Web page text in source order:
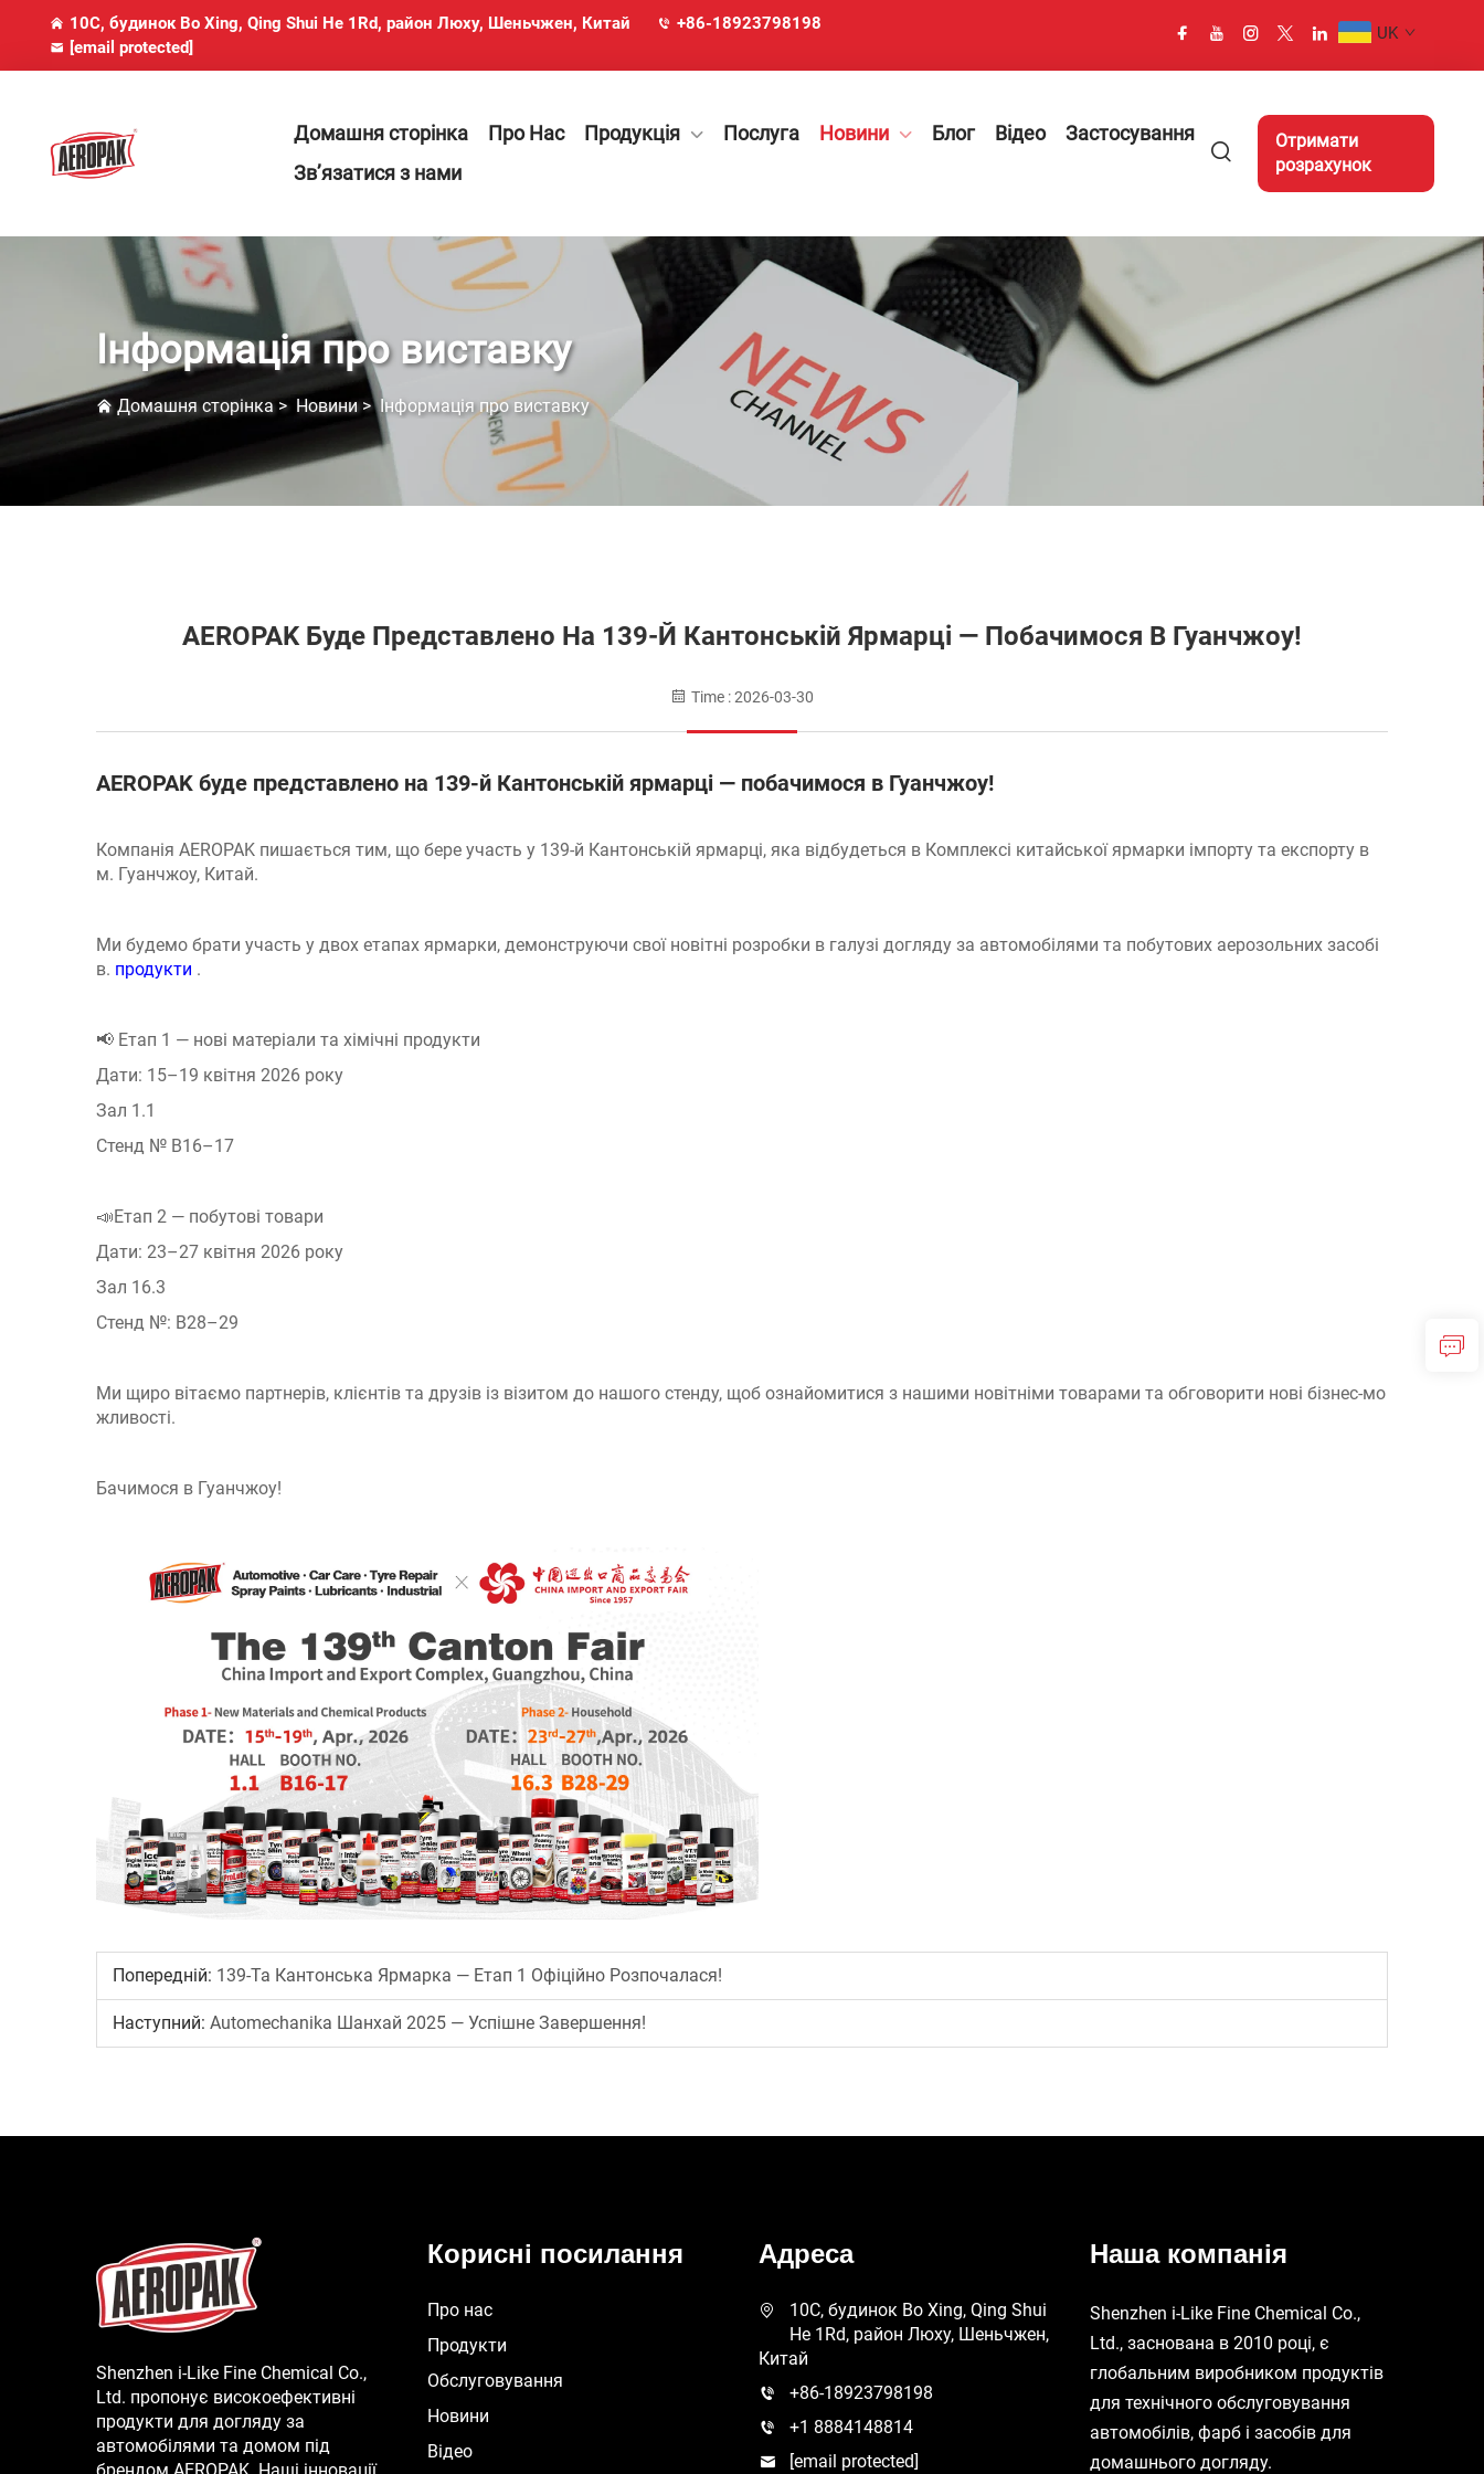
10C, будинок Bo Xing, Qing Shui He 1Rd, район Люху, Шеньчжен, Китай
+86-18923798198
[email protected]
UK
Домашня сторінка Про Нас Продукція Послуга Новини Блог Відео
Застосування
Зв’язатися з нами
Отримати
розрахунок
Інформація про виставку
Домашня сторінка > Новини> Інформація про виставку
AEROPAK Буде Представлено На 139-Й Кантонській Ярмарці — Побачимося В Гуанчжоу!
Time : 2026-03-30
AEROPAK буде представлено на 139-й Кантонській ярмарці — побачимося в Гуанчжоу!
Компанія AEROPAK пишається тим, що бере участь у 139-й Кантонській ярмарці, яка відбудеться в Комплексі китайської ярмарки імпорту та експорту в
м. Гуанчжоу, Китай.
Ми будемо брати участь у двох етапах ярмарки, демонструючи свої новітні розробки в галузі догляду за автомобілями та побутових аерозольних засобі
в. продукти .
📢 Етап 1 — нові матеріали та хімічні продукти
Дати: 15–19 квітня 2026 року
Зал 1.1
Стенд № B16–17
📣Етап 2 — побутові товари
Дати: 23–27 квітня 2026 року
Зал 16.3
Стенд №: B28–29
Ми щиро вітаємо партнерів, клієнтів та друзів із візитом до нашого стенду, щоб ознайомитися з нашими новітніми товарами та обговорити нові бізнес-мо
жливості.
Бачимося в Гуанчжоу!
Попередній: 139-Та Кантонська Ярмарка — Етап 1 Офіційно Розпочалася!
Наступний: Automechanika Шанхай 2025 — Успішне Завершення!
Shenzhen i-Like Fine Chemical Co.,
Ltd. пропонує високоефективні
продукти для догляду за
автомобілями та домом під
Корисні посилання
Про нас
Продукти
Обслуговування
Новини
Відео
Адреса
10C, будинок Bo Xing, Qing Shui
He 1Rd, район Люху, Шеньчжен,
Китай
+86-18923798198
+1 8884148814
[email protected]
Наша компанія
Shenzhen i-Like Fine Chemical Co.,
Ltd., заснована в 2010 році, є
глобальним виробником продуктів
для технічного обслуговування
автомобілів, фарб і засобів для
домашнього догляду.